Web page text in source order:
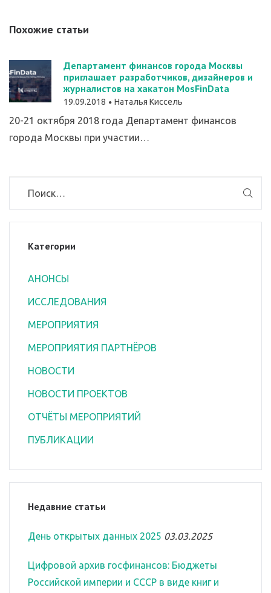
Похожие статьи
Департамент финансов города Москвы
приглашает разработчиков, дизайнеров и
журналистов на хакатон MosFinData
19.09.2018 Наталья Киссель
20-21 октября 2018 года Департамент финансов
города Москвы при участии…
Категории
АНОНСЫ
ИССЛЕДОВАНИЯ
МЕРОПРИЯТИЯ
МЕРОПРИЯТИЯ ПАРТНЁРОВ
НОВОСТИ
НОВОСТИ ПРОЕКТОВ
ОТЧЁТЫ МЕРОПРИЯТИЙ
ПУБЛИКАЦИИ
Недавние статьи
День открытых данных 2025 03.03.2025
Цифровой архив госфинансов: Бюджеты
Российской империи и СССР в виде книг и